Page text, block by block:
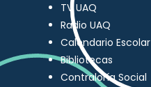
TV UAQ
Radio UAQ
Calendario Escolar
Bibliotecas
Contraloría Social